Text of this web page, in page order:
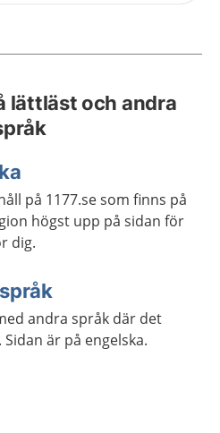
lättläst och andra
på 1177.se som finns på
högst upp på sidan för
dig.
andra språk där det
är på engelska.